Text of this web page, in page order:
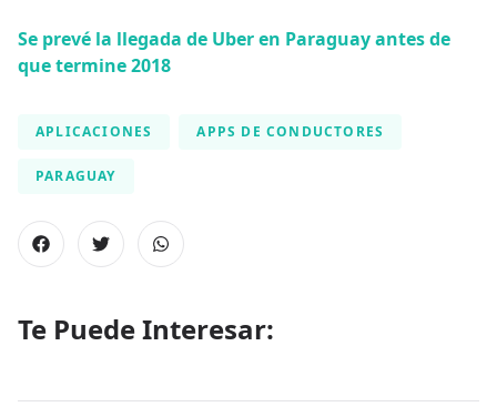
Se prevé la llegada de Uber en Paraguay antes de
que termine 2018
APLICACIONES APPS DE CONDUCTORES
PARAGUAY
Te Puede Interesar: